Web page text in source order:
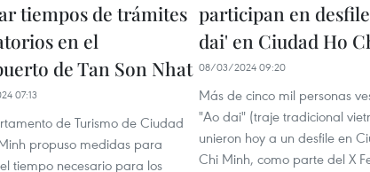
tiempos de trámites
en el
de Tan Son Nhat
07:13
de Turismo de Ciudad
propuso medidas para
tiempo necesario para los
participan en
dai' en Ciudad Ho
08/03/2024 09:20
Más de cinco mil personas
"Ao dai" (traje tradicional
unieron hoy a un desfile en
Chi Minh, como parte del X